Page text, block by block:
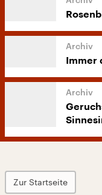
Immer
Zur Startseite